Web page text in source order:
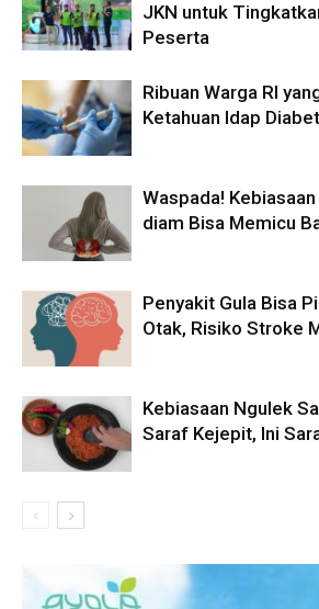
JKN untuk
Peserta
Ribuan Warga RI
Ketahuan Idap
Waspada!
diam Bisa Memicu
Penyakit Gula Bisa
Otak, Risiko Stroke
Kebiasaan Ngulek
Saraf Kejepit, Ini